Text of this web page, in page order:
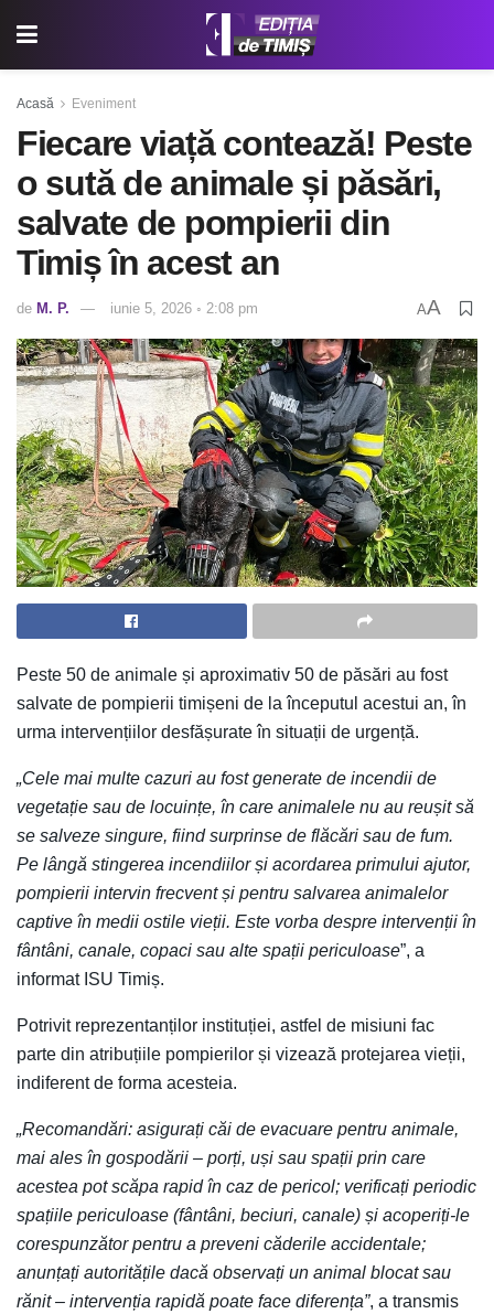
Acasă Eveniment
Fiecare viață contează! Peste
o sută de animale și păsări,
salvate de pompierii din
Timiș în acest an
de M. P. iunie 5, 2026 ◦ 2:08 pm AA
Peste 50 de animale și aproximativ 50 de păsări au fost
salvate de pompierii timișeni de la începutul acestui an, în
urma intervențiilor desfășurate în situații de urgență.
„Cele mai multe cazuri au fost generate de incendii de
vegetație sau de locuințe, în care animalele nu au reușit să
se salveze singure, fiind surprinse de flăcări sau de fum.
Pe lângă stingerea incendiilor și acordarea primului ajutor,
pompierii intervin frecvent și pentru salvarea animalelor
captive în medii ostile vieții. Este vorba despre intervenții în
fântâni, canale, copaci sau alte spații periculoase”, a
informat ISU Timiș.
Potrivit reprezentanților instituției, astfel de misiuni fac
parte din atribuțiile pompierilor și vizează protejarea vieții,
indiferent de forma acesteia.
„Recomandări: asigurați căi de evacuare pentru animale,
mai ales în gospodării – porți, uși sau spații prin care
acestea pot scăpa rapid în caz de pericol; verificați periodic
spațiile periculoase (fântâni, beciuri, canale) și acoperiți-le
corespunzător pentru a preveni căderile accidentale;
anunțați autoritățile dacă observați un animal blocat sau
rănit – intervenția rapidă poate face diferența”, a transmis